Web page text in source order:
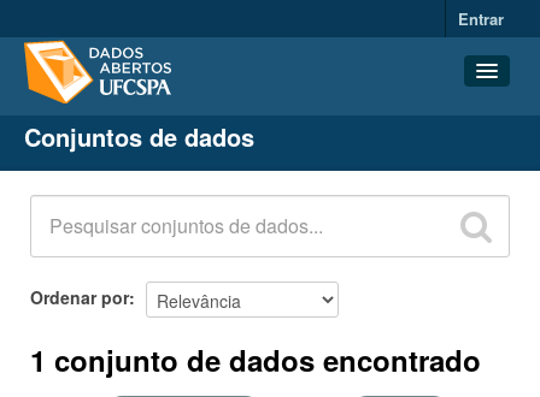
Entrar
Conjuntos de dados
Organizações
Grupos
Sobre
Conjuntos de dados
Ordenar por
1 conjunto de dados encontrado